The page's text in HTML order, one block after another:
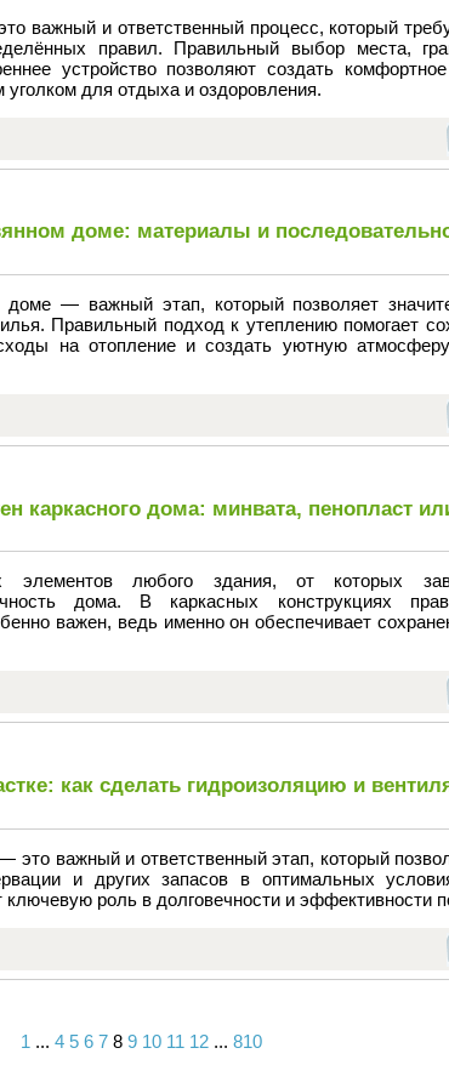
важный и ответственный процесс, который
правил. Правильный выбор места,
устройство позволяют создать
для отдыха и оздоровления.
доме: материалы и
— важный этап, который позволяет
Правильный подход к утеплению помогает
на отопление и создать уютную
каркасного дома: минвата, пенопласт
любого здания, от которых
дома. В каркасных конструкциях
важен, ведь именно он обеспечивает
как сделать гидроизоляцию и
это важный и ответственный этап, который
и других запасов в оптимальных
ключевую роль в долговечности и эффективности
1 ... 4 5 6 7 8 9 10 11 12 ... 810